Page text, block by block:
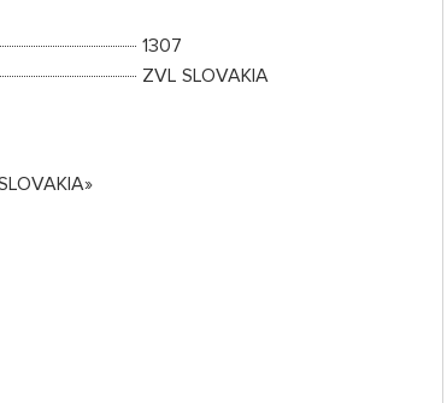
1307
ZVL SLOVAKIA